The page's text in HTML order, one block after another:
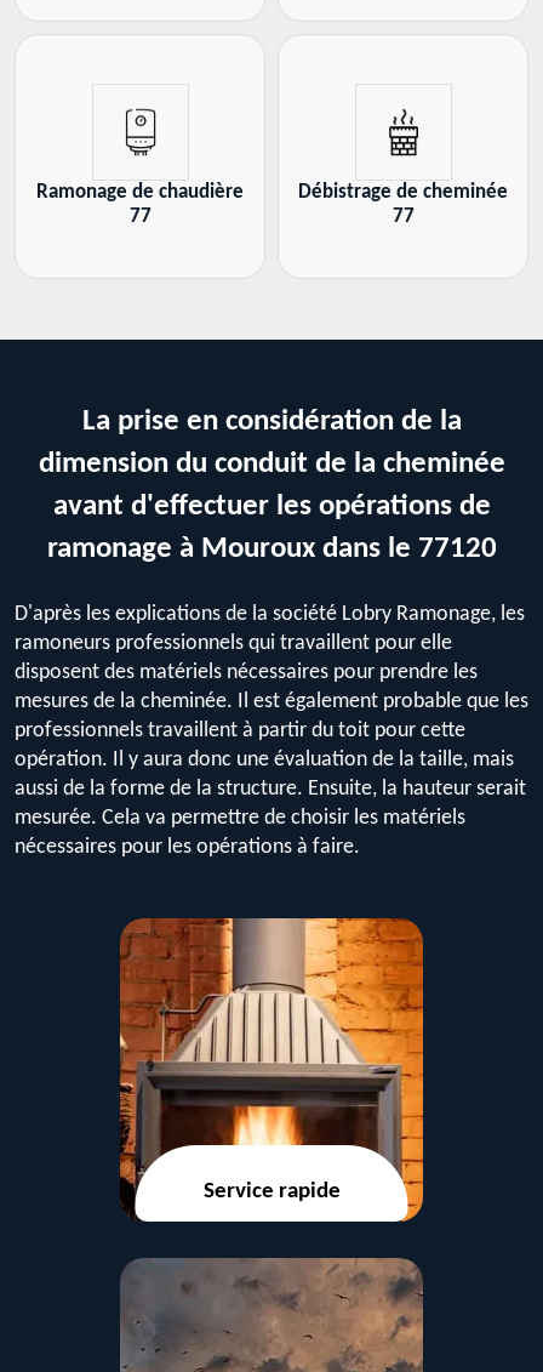
Ramonage de chaudière
77
Débistrage de cheminée
77
La prise en considération de la
dimension du conduit de la cheminée
avant d'effectuer les opérations de
ramonage à Mouroux dans le 77120
D'après les explications de la société Lobry Ramonage, les
ramoneurs professionnels qui travaillent pour elle
disposent des matériels nécessaires pour prendre les
mesures de la cheminée. Il est également probable que les
professionnels travaillent à partir du toit pour cette
opération. Il y aura donc une évaluation de la taille, mais
aussi de la forme de la structure. Ensuite, la hauteur serait
mesurée. Cela va permettre de choisir les matériels
nécessaires pour les opérations à faire.
Service rapide